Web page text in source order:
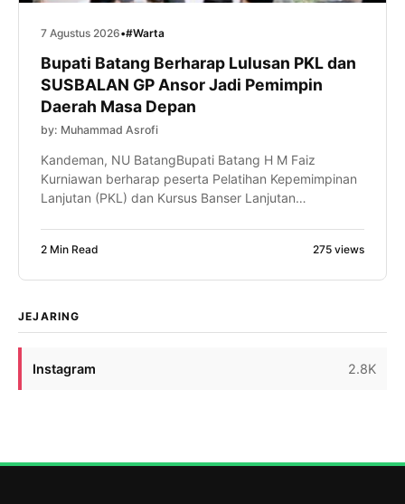
7 Agustus 2026•#Warta
Bupati Batang Berharap Lulusan PKL dan
SUSBALAN GP Ansor Jadi Pemimpin
Daerah Masa Depan
by: Muhammad Asrofi
Kandeman, NU BatangBupati Batang H M Faiz
Kurniawan berharap peserta Pelatihan Kepemimpinan
Lanjutan (PKL) dan Kursus Banser Lanjutan
masing-masing. Bahkan, ia optimistis dari proses
mendatang. Harapan itu disampaikan Faiz saat […]
2 Min Read 275 views
JEJARING
Instagram 2.8K